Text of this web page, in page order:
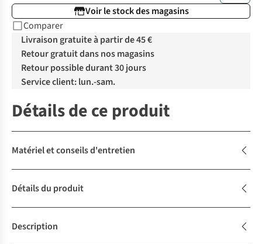
Voir le stock des magasins
Comparer
Livraison gratuite à partir de 45 €
Retour gratuit dans nos magasins
Retour possible durant 30 jours
Service client: lun.-sam.
Détails de ce produit
Matériel et conseils d'entretien
Détails du produit
Description